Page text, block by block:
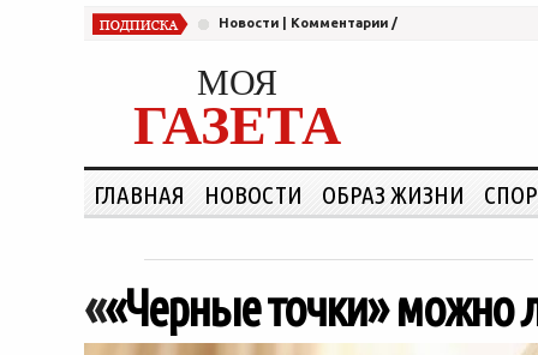
Новости Комментарии /
МОЯ
ГАЗЕТА
ГЛАВНАЯ НОВОСТИ ОБРАЗ ЖИЗНИ
««Черные точки» можно